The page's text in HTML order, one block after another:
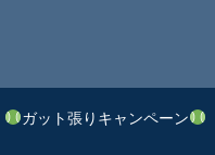
ガット張りキャンペーン